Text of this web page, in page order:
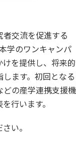
交流を促進する
学のワンキャンパ
を提供し、将来的
ます。初回となる
の産学連携支援機
行います。
い。